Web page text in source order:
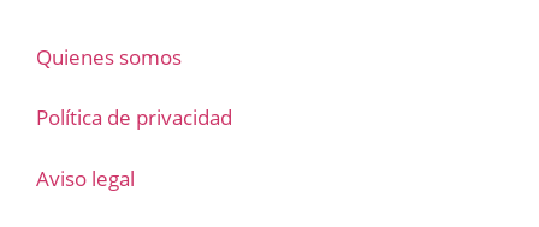
Quienes somos
Política de privacidad
Aviso legal